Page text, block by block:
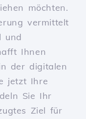
möchten.
vermittelt
und
Ihnen
der digitalen
jetzt Ihre
Sie Ihr
Ziel für